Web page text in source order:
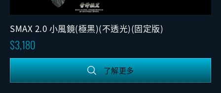
SMAX 2.0 小風鏡(極黑)(不透光)(固定版)
3,180
了解更多